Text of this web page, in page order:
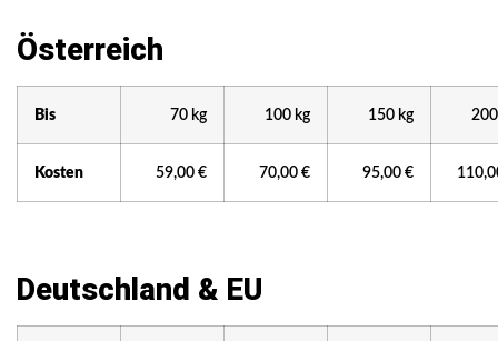
Österreich
Bis 70 kg 100 kg 150 kg
Kosten 59,00 € 70,00 € 95,00 €
Deutschland & EU